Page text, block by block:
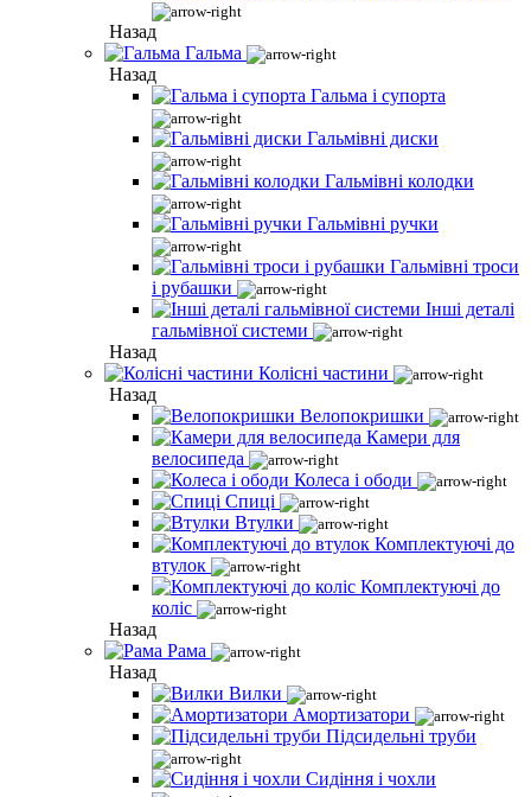
Назад
Гальма
Назад
Гальма і супорта
Гальмівні диски
Гальмівні колодки
Гальмівні ручки
Гальмівні троси
і рубашки
Інші деталі
гальмівної системи
Назад
Колісні частини
Назад
Велопокришки
Камери для
велосипеда
Колеса і ободи
Спиці
Втулки
Комплектуючі до
втулок
Комплектуючі до
коліс
Назад
Рама
Назад
Вилки
Амортизатори
Підсидельні труби
Сидіння і чохли